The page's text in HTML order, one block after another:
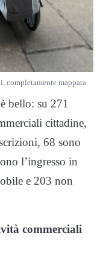
completamente mappata
bello: su 271
cittadine,
68 sono
l’ingresso in
e 203 non
commerciali